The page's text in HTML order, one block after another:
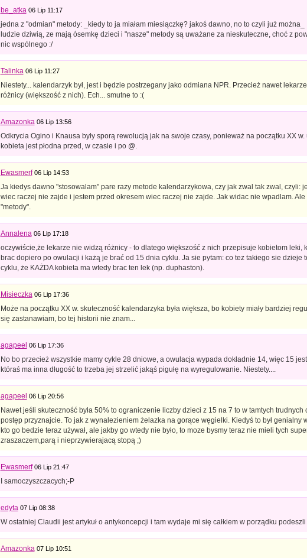
be_atka 06 Lip 11:17
jedna z "odmian" metody: _kiedy to ja miałam miesiączkę? jakoś dawno, no to czyli już można_
ludzie dziwią, ze mają ósemkę dzieci i "nasze" metody są uważane za nieskuteczne, choć z
nic wspólnego :/
Talinka 06 Lip 11:27
Niestety... kalendarzyk był, jest i będzie postrzegany jako odmiana NPR. Przecież nawet
różnicy (większość z nich). Ech... smutne to :(
Amazonka 06 Lip 13:56
Odkrycia Ogino i Knausa były sporą rewolucją jak na swoje czasy, ponieważ na początku XX w.
kobieta jest płodna przed, w czasie i po @.
Ewasmerf 06 Lip 14:53
Ja kiedys dawno "stosowalam" pare razy metode kalendarzykowa, czy jak zwal tak zwal, czyli:
wiec raczej nie zajde i jestem przed okresem wiec raczej nie zajde. Jak widac nie wpadlam.
"metody".
Annalena 06 Lip 17:18
oczywiście,że lekarze nie widzą różnicy - to dlatego większość z nich przepisuje kobietom leki,
brac dopiero po owulacji i każą je brać od 15 dnia cyklu. Ja sie pytam: co tez takiego sie dzieje
cyklu, że KAŻDA kobieta ma wtedy brac ten lek (np. duphaston).
Misieczka 06 Lip 17:36
Może na początku XX w. skuteczność kalendarzyka była większa, bo kobiety miały bardziej
się zastanawiam, bo tej historii nie znam...
agapeel 06 Lip 17:36
No bo przecież wszystkie mamy cykle 28 dniowe, a owulacja wypada dokładnie 14, więc 15
któraś ma inna długość to trzeba jej strzelić jakąś pigułę na wyregulowanie. Niestety....
agapeel 06 Lip 20:56
Nawet jeśli skuteczność była 50% to ograniczenie liczby dzieci z 15 na 7 to w tamtych trudnych
postęp przyznajcie. To jak z wynalezieniem żelazka na gorące węgielki. Kiedyś to był genialny
kto go bedzie teraz używał, ale jakby go wtedy nie było, to moze bysmy teraz nie mieli tych
zraszaczem,parą i nieprzywierajacą stopą ;)
Ewasmerf 06 Lip 21:47
I samoczyszczacych;-P
edyta 07 Lip 08:38
W ostatniej Claudii jest artykuł o antykoncepcji i tam wydaje mi się całkiem w porządku
Amazonka 07 Lip 10:51